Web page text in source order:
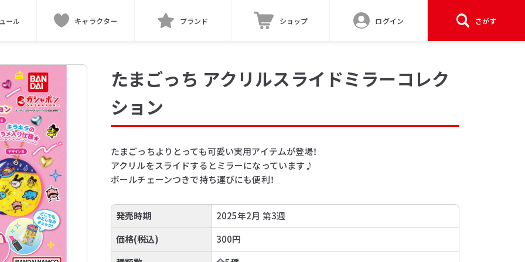
ール キャラクター ブランド ショップ ログイン さがす
たまごっち アクリルスライドミラーコレク
ション
たまごっちよりとっても可愛い実用アイテムが登場！
アクリルをスライドするとミラーになっています♪
ボールチェーンつきで持ち運びにも便利！
発売時期
2025年2月 第3週
価格(税込)
300円